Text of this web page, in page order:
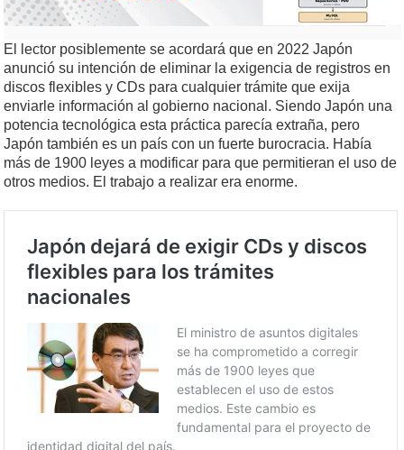
El lector posiblemente se acordará que en 2022 Japón
anunció su intención de eliminar la exigencia de registros en
discos flexibles y CDs para cualquier trámite que exija
enviarle información al gobierno nacional. Siendo Japón una
potencia tecnológica esta práctica parecía extraña, pero
Japón también es un país con un fuerte burocracia. Había
más de 1900 leyes a modificar para que permitieran el uso de
otros medios. El trabajo a realizar era enorme.